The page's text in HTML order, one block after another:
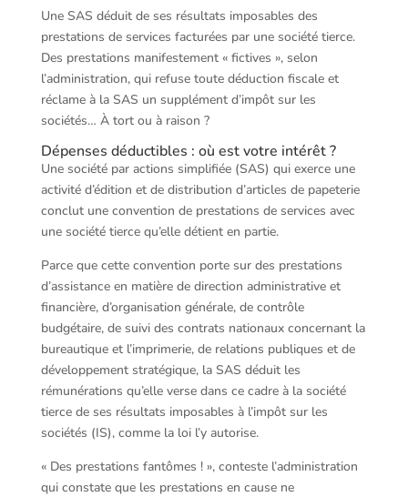
Une SAS déduit de ses résultats imposables des
prestations de services facturées par une société tierce.
Des prestations manifestement « fictives », selon
l’administration, qui refuse toute déduction fiscale et
réclame à la SAS un supplément d’impôt sur les
sociétés… À tort ou à raison ?
Dépenses déductibles : où est votre intérêt ?
Une société par actions simplifiée (SAS) qui exerce une
activité d’édition et de distribution d’articles de papeterie
conclut une convention de prestations de services avec
une société tierce qu’elle détient en partie.
Parce que cette convention porte sur des prestations
d’assistance en matière de direction administrative et
financière, d’organisation générale, de contrôle
budgétaire, de suivi des contrats nationaux concernant la
bureautique et l’imprimerie, de relations publiques et de
développement stratégique, la SAS déduit les
rémunérations qu’elle verse dans ce cadre à la société
tierce de ses résultats imposables à l’impôt sur les
sociétés (IS), comme la loi l’y autorise.
« Des prestations fantômes ! », conteste l’administration
qui constate que les prestations en cause ne